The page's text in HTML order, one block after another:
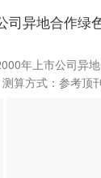
司异地合作绿
年上市公司异
算方式：参考顶